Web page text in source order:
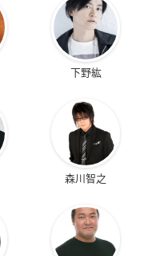
下野紘
森川智之